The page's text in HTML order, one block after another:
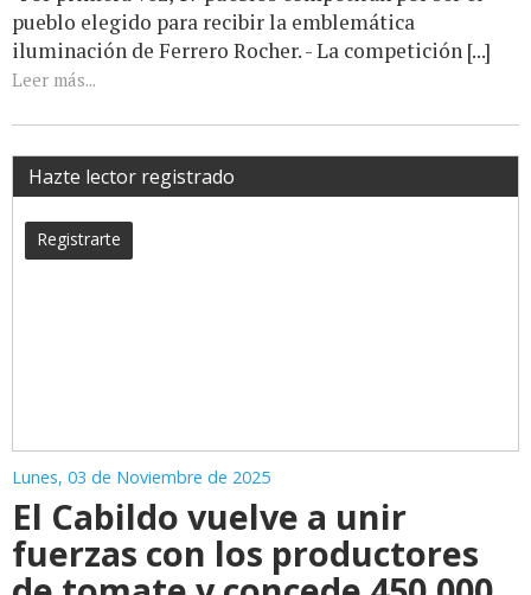
pueblo elegido para recibir la emblemática
iluminación de Ferrero Rocher. - La competición [...]
Leer más...
Hazte lector registrado
Registrarte
Lunes, 03 de Noviembre de 2025
El Cabildo vuelve a unir
fuerzas con los productores